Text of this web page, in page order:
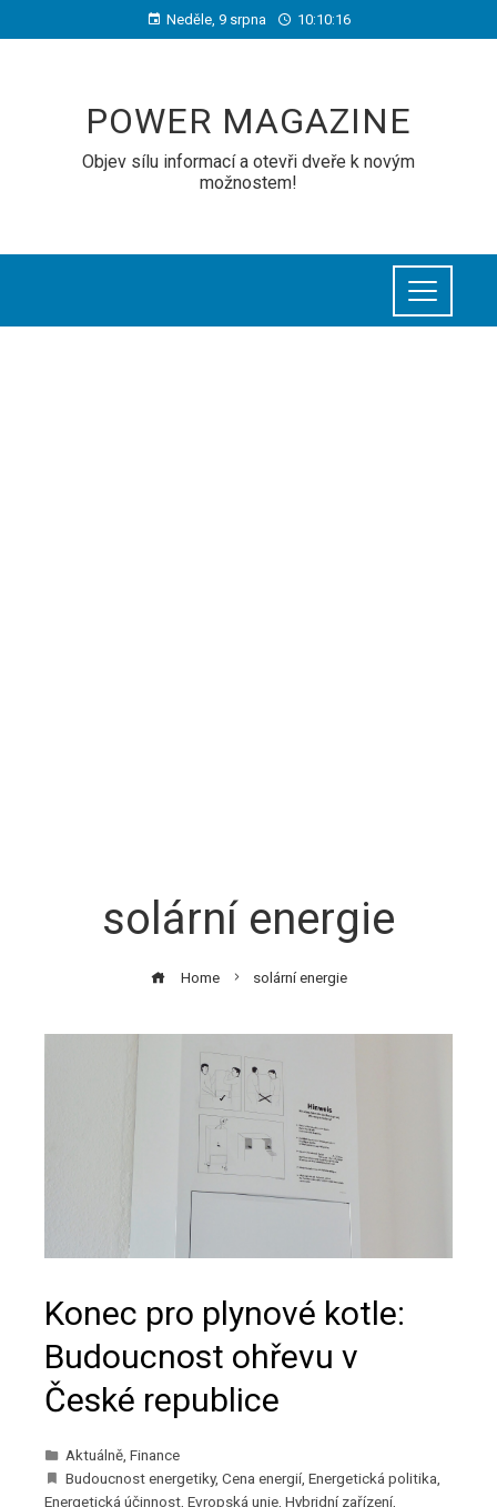
Neděle, 9 srpna 10:10:17
POWER MAGAZINE
Objev sílu informací a otevři dveře k novým
možnostem!
solární energie
Home solární energie
Konec pro plynové kotle:
Budoucnost ohřevu v
České republice
Aktuálně, Finance
Budoucnost energetiky, Cena energií, Energetická politika,
Energetická účinnost, Evropská unie, Hybridní zařízení,